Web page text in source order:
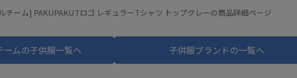
チーム] PAKUPAKUTロゴ レギュラーTシャツ トップグレーの商品詳細ページ
ームの子供服一覧へ 子供服ブランドの一覧へ